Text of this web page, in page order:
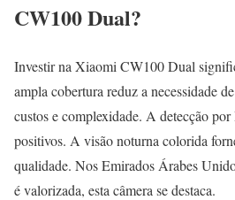
CW100 Dual?
Investir na Xiaomi CW100 Dual
ampla cobertura reduz a necessidade
custos e complexidade. A detecção
positivos. A visão noturna colorida
qualidade. Nos Emirados Árabes
é valorizada, esta câmera se destaca.